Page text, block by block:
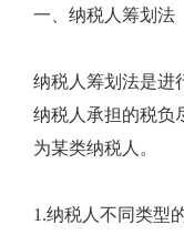
一、纳税人筹划法
纳税人筹划法是进
纳税人承担的税负
为某类纳税人。
1.纳税人不同类型